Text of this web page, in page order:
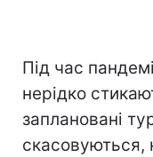
Під час
нерідко
заплановані
скасовуються,